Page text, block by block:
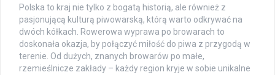
Polska to kraj nie tylko z bogatą historią, ale również z
pasjonującą kulturą piwowarską, którą warto odkrywać na
dwóch kółkach. Rowerowa wyprawa po browarach to
doskonała okazja, by połączyć miłość do piwa z przygodą w
terenie. Od dużych, znanych browarów po małe,
rzemieślnicze zakłady – każdy region kryje w sobie unikalne